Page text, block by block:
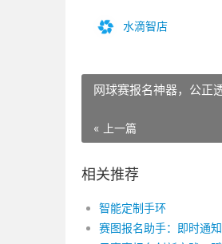
水滴智店
网球赛报名神器，公正
« 上一篇
相关推荐
智能定制手环
赛图报名助手：即时通